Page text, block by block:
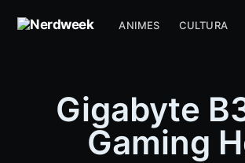
ANIMES CULTURA
Gigabyte
Gaming